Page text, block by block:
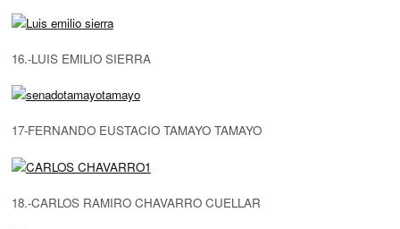
16.-LUIS EMILIO SIERRA
17-FERNANDO EUSTACIO TAMAYO TAMAYO
18.-CARLOS RAMIRO CHAVARRO CUELLAR